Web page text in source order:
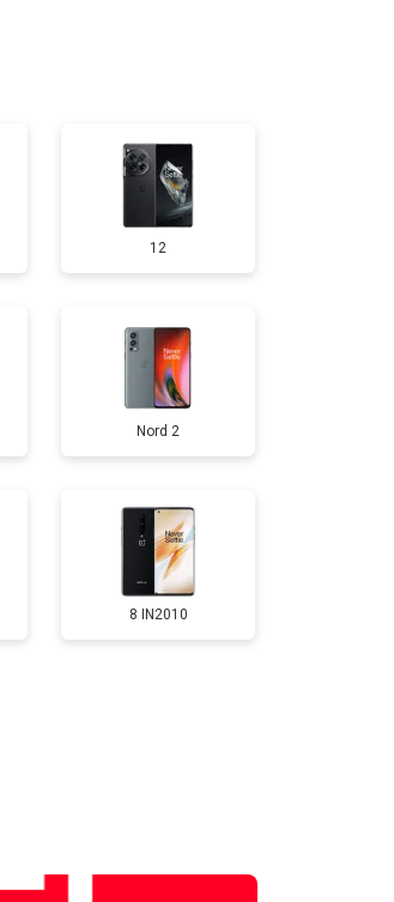
Заказать
Заказать
Заказать
Заказать
Заказать
12
Nord 2
8 IN2010